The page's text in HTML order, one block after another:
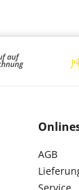
AGB
Service